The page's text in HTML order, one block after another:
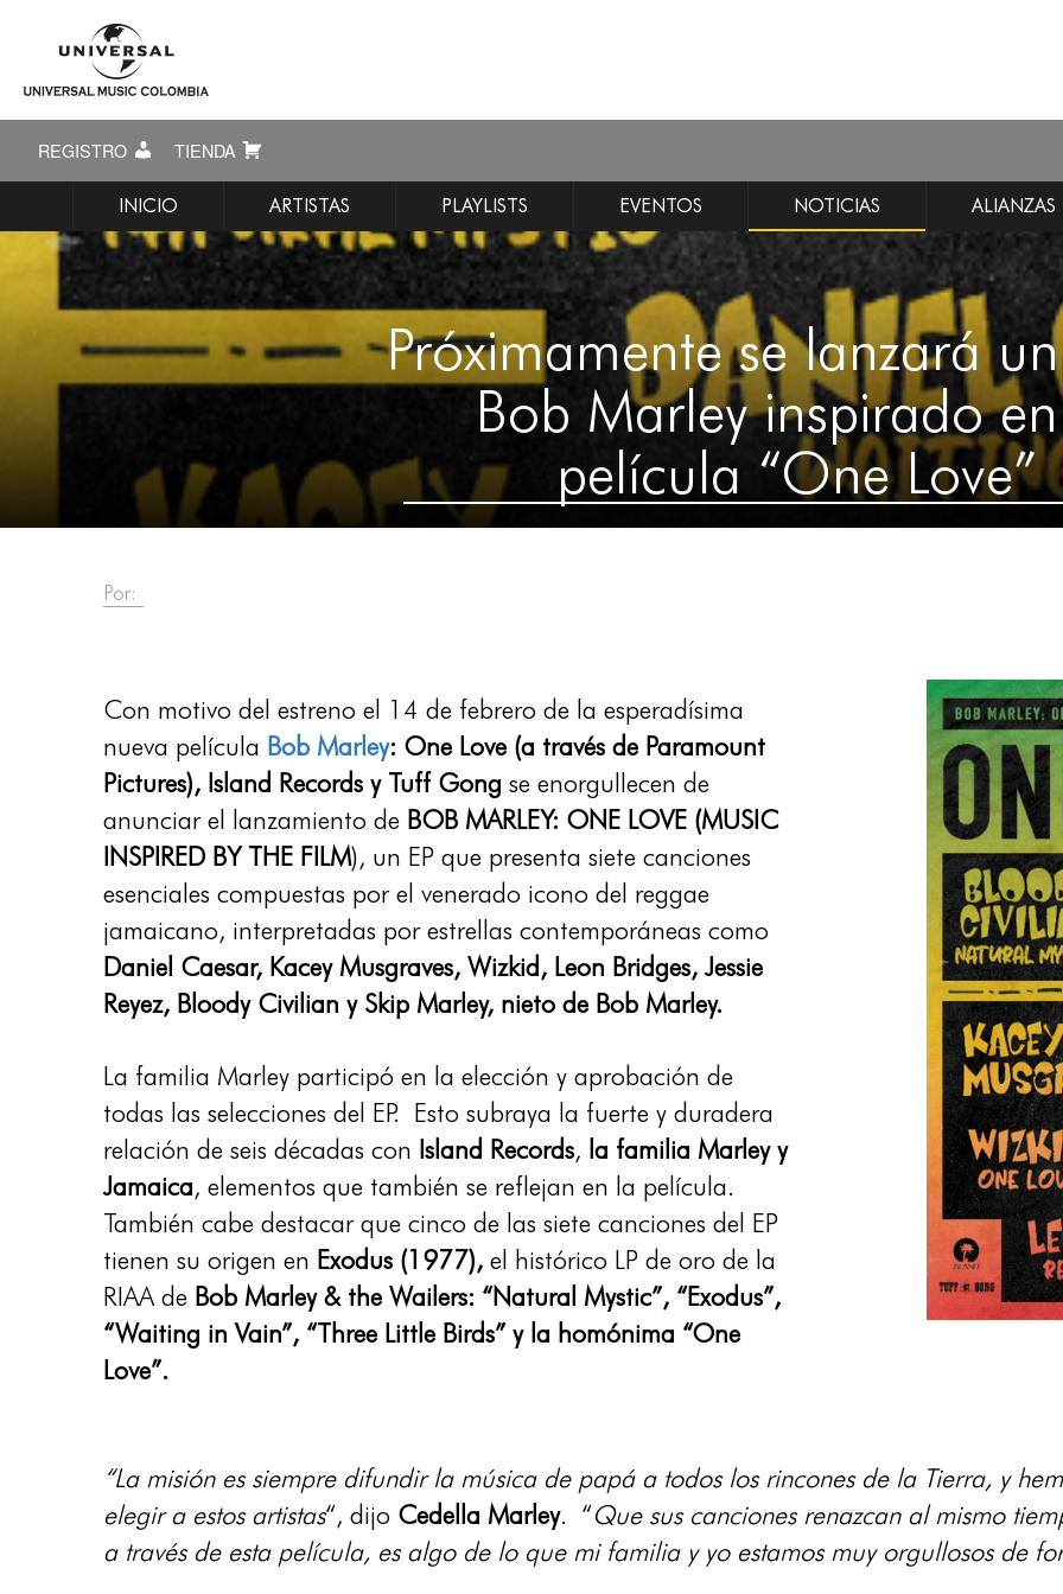
REGISTRO TIENDA
INICIO ARTISTAS PLAYLISTS EVENTOS NOTICIAS ALIANZAS
Próximamente se lanzará
Bob Marley inspirado
película “One Love”
Por:
Con motivo del estreno el 14 de febrero de la esperadísima
nueva película Bob Marley: One Love (a través de Paramount
Pictures), Island Records y Tuff Gong se enorgullecen de
anunciar el lanzamiento de BOB MARLEY: ONE LOVE (MUSIC
INSPIRED BY THE FILM), un EP que presenta siete canciones
esenciales compuestas por el venerado icono del reggae
jamaicano, interpretadas por estrellas contemporáneas como
Daniel Caesar, Kacey Musgraves, Wizkid, Leon Bridges, Jessie
Reyez, Bloody Civilian y Skip Marley, nieto de Bob Marley.
La familia Marley participó en la elección y aprobación de
todas las selecciones del EP. Esto subraya la fuerte y duradera
relación de seis décadas con Island Records, la familia Marley y
Jamaica, elementos que también se reflejan en la película.
También cabe destacar que cinco de las siete canciones del EP
tienen su origen en Exodus (1977), el histórico LP de oro de la
RIAA de Bob Marley & the Wailers: “Natural Mystic”, “Exodus”,
“Waiting in Vain”, “Three Little Birds” y la homónima “One
Love”.
“La misión es siempre difundir la música de papá a todos los rincones de la Tierra, y
elegir a estos artistas“, dijo Cedella Marley. “Que sus canciones renazcan al mismo
a través de esta película, es algo de lo que mi familia y yo estamos muy orgullosos de